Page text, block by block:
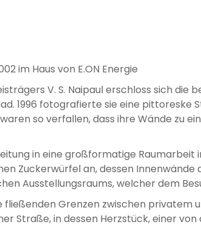
im Haus von E.ON Energie
V. S. Naipaul erschloss sich
1996 fotografierte sie eine pittoreske
so verfallen, dass ihre Wände zu
in eine großformatige Raumarbeit
Zuckerwürfel an, dessen
Ausstellungsraums, welcher dem
Grenzen zwischen privatem
Straße, in dessen Herzstück, einer von